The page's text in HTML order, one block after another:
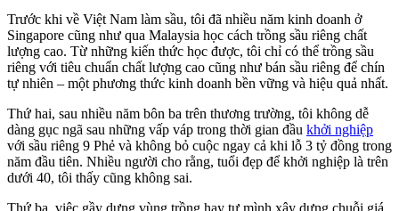
Trước khi về Việt Nam làm sầu, tôi đã nhiều năm kinh doanh ở
Singapore cũng như qua Malaysia học cách trồng sầu riêng chất
lượng cao. Từ những kiến thức học được, tôi chỉ có thể trồng sầu
riêng với tiêu chuẩn chất lượng cao cũng như bán sầu riêng để chín
tự nhiên – một phương thức kinh doanh bền vững và hiệu quả nhất.
Thứ hai, sau nhiều năm bôn ba trên thương trường, tôi không dễ
dàng gục ngã sau những vấp váp trong thời gian đầu khởi nghiệp
với sầu riêng 9 Phẻ và không bỏ cuộc ngay cả khi lỗ 3 tỷ đồng trong
năm đầu tiên. Nhiều người cho rằng, tuổi đẹp để khởi nghiệp là trên
dưới 40, tôi thấy cũng không sai.
Thứ ba, việc gầy dựng vùng trồng hay tự mình xây dựng chuỗi giá